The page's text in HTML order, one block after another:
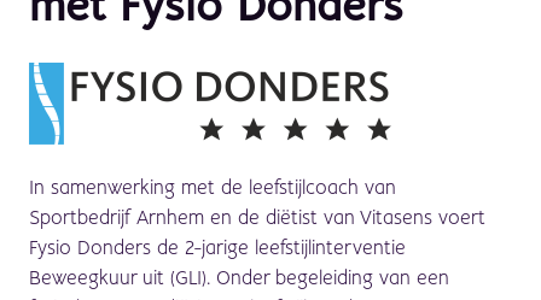
In samenwerking met de leefstijlcoach van
Sportbedrijf Arnhem en de diëtist van Vitasens voert
Fysio Donders de 2-jarige leefstijlinterventie
Beweegkuur uit(GLI). Onder begeleiding van een